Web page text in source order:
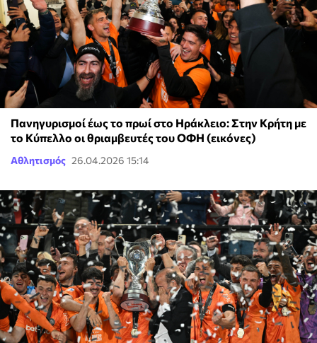
Πανηγυρισμοί έως το πρωί στο Ηράκλειο: Στην Κρήτη με
το Κύπελλο οι θριαμβευτές του ΟΦΗ (εικόνες)
Αθλητισμός 26.04.2026 15:14